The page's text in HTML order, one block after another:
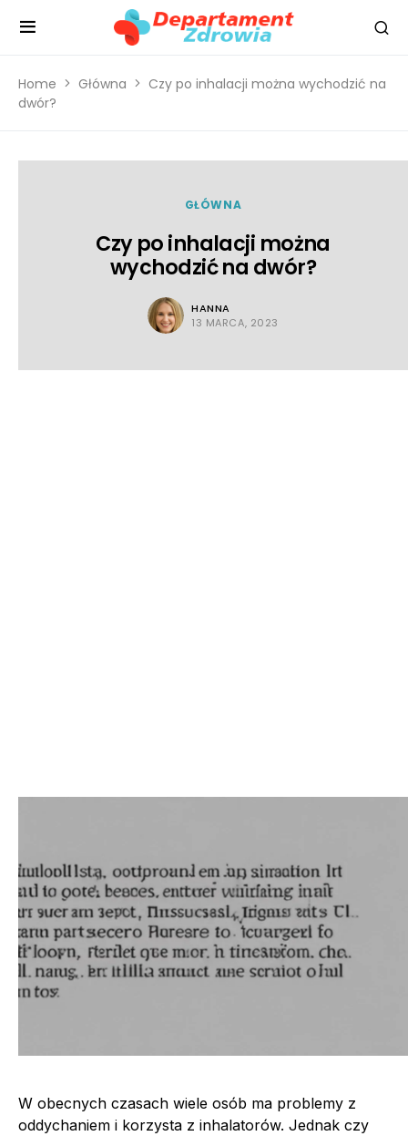
Home Główna
Czy po inhalacji można wychodzić na
dwór?
GŁÓWNA
Czy po inhalacji można
wychodzić na dwór?
HANNA
13 MARCA, 2023
W obecnych czasach wiele osób ma problemy z
oddychaniem i korzysta z inhalatorów. Jednak czy